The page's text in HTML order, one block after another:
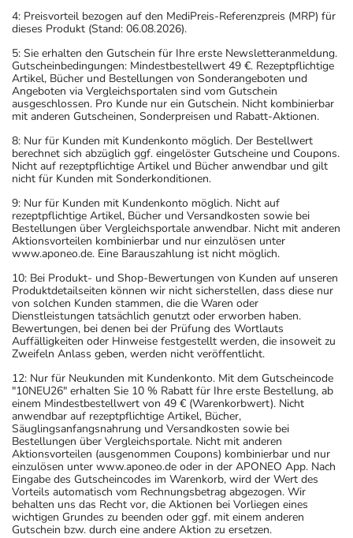
4: Preisvorteil bezogen auf den MediPreis-Referenzpreis (MRP) für
dieses Produkt (Stand: 06.08.2026).
5: Sie erhalten den Gutschein für Ihre erste Newsletteranmeldung.
Gutscheinbedingungen: Mindestbestellwert 49 €. Rezeptpflichtige
Artikel, Bücher und Bestellungen von Sonderangeboten und
Angeboten via Vergleichsportalen sind vom Gutschein
ausgeschlossen. Pro Kunde nur ein Gutschein. Nicht kombinierbar
mit anderen Gutscheinen, Sonderpreisen und Rabatt-Aktionen.
8: Nur für Kunden mit Kundenkonto möglich. Der Bestellwert
berechnet sich abzüglich ggf. eingelöster Gutscheine und Coupons.
Nicht auf rezeptpflichtige Artikel und Bücher anwendbar und gilt
nicht für Kunden mit Sonderkonditionen.
9: Nur für Kunden mit Kundenkonto möglich. Nicht auf
rezeptpflichtige Artikel, Bücher und Versandkosten sowie bei
Bestellungen über Vergleichsportale anwendbar. Nicht mit anderen
Aktionsvorteilen kombinierbar und nur einzulösen unter
www.aponeo.de. Eine Barauszahlung ist nicht möglich.
10: Bei Produkt- und Shop-Bewertungen von Kunden auf unseren
Produktdetailseiten können wir nicht sicherstellen, dass diese nur
von solchen Kunden stammen, die die Waren oder
Dienstleistungen tatsächlich genutzt oder erworben haben.
Bewertungen, bei denen bei der Prüfung des Wortlauts
Auffälligkeiten oder Hinweise festgestellt werden, die insoweit zu
Zweifeln Anlass geben, werden nicht veröffentlicht.
12: Nur für Neukunden mit Kundenkonto. Mit dem Gutscheincode
"10NEU26" erhalten Sie 10 % Rabatt für Ihre erste Bestellung, ab
einem Mindestbestellwert von 49 € (Warenkorbwert). Nicht
anwendbar auf rezeptpflichtige Artikel, Bücher,
Säuglingsanfangsnahrung und Versandkosten sowie bei
Bestellungen über Vergleichsportale. Nicht mit anderen
Aktionsvorteilen (ausgenommen Coupons) kombinierbar und nur
einzulösen unter www.aponeo.de oder in der APONEO App. Nach
Eingabe des Gutscheincodes im Warenkorb, wird der Wert des
Vorteils automatisch vom Rechnungsbetrag abgezogen. Wir
behalten uns das Recht vor, die Aktionen bei Vorliegen eines
wichtigen Grundes zu beenden oder ggf. mit einem anderen
Gutschein bzw. durch eine andere Aktion zu ersetzen.